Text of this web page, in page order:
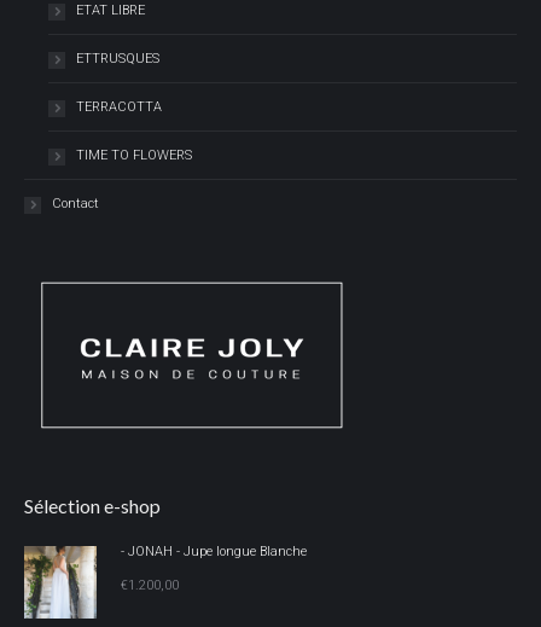
ETAT LIBRE
ETTRUSQUES
TERRACOTTA
TIME TO FLOWERS
Contact
Sélection e-shop
- JONAH - Jupe longue Blanche
€1.200,00